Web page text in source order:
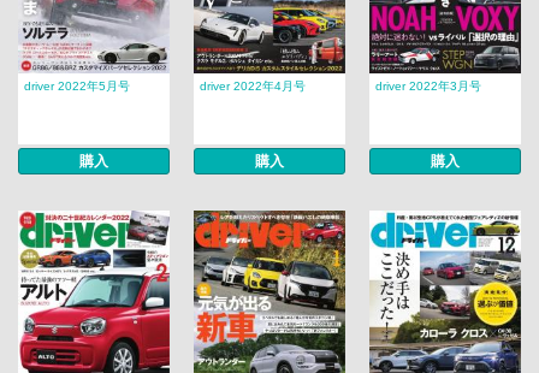
driver 2022年5月号
購入
driver 2022年4月号
購入
driver 2022年3月号
購入